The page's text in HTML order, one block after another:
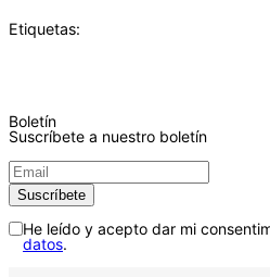
Etiquetas:
Boletín
Suscríbete a nuestro boletín
He leído y acepto dar mi
datos.